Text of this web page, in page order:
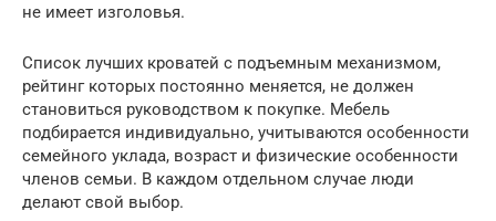
не имеет изголовья.
Список лучших кроватей с подъемным механизмом,
рейтинг которых постоянно меняется, не должен
становиться руководством к покупке. Мебель
подбирается индивидуально, учитываются особенности
семейного уклада, возраст и физические особенности
членов семьи. В каждом отдельном случае люди
делают свой выбор.